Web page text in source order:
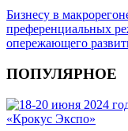
Бизнесу в
преференциальных
опережающего
ПОПУЛЯРНОЕ